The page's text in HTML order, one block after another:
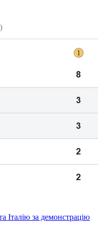
Італію за демонстрацію